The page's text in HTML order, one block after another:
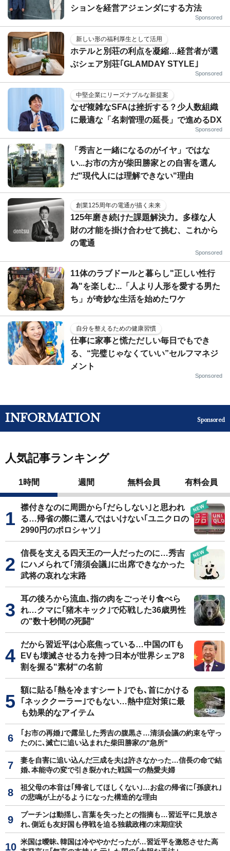
ションを経営アジェンダにする方法
Sponsored
新しい形の福利厚生として活用
ホテルと別荘の利点を凝縮…経営者が選
ぶシェア別荘｢GLAMDAY STYLE｣
Sponsored
中堅企業にリーズナブルな新提案
なぜ複雑なSFAは挫折する？少人数組織
に最適な「名刺管理の延長」で進めるDX
Sponsored
「秀吉と一緒になるのがイヤ」ではな
い...お市の方が柴田勝家との自害を選ん
だ"現代人には理解できない"理由
創業125周年の電通が描く未来
125年磨き続けた課題解決力。多様な人
財の才能を掛け合わせて挑む、これから
の電通
Sponsored
11体のラブドールと暮らし"正しい性行
為"を楽しむ...「人より人形を愛する男た
ち」が奇妙な生活を始めたワケ
自分を整えるための健康習慣
仕事に家事と慌ただしい毎日でもでき
る、“完璧じゃなくていい”セルフマネジ
メント
Sponsored
INFORMATION Sponsored
人気記事ランキング
1時間 週間 無料会員 有料会員
襟付きなのに周囲から｢だらしない｣と思われ
る…帰省の際に選んではいけない｢ユニクロの
2990円のポロシャツ｣
信長を支える四天王の一人だったのに…秀吉
にハメられて｢清須会議｣に出席できなかった
武将の哀れな末路
耳の後ろから流血､指の肉をごっそり食べら
れ…クマに｢猪木キック｣で応戦した36歳男性
の"数十秒間の死闘"
だから習近平は心底焦っている…中国のITも
EVも壊滅させる力を持つ日本が世界シェア8
割を握る"素材"の名前
額に貼る｢熱を冷ますシート｣でも､首にかける
｢ネッククーラー｣でもない…熱中症対策に最
も効果的なアイテム
｢お市の再婚｣で露呈した秀吉の腹黒さ…清須会議の約束を守っ
たのに､滅亡に追い込まれた柴田勝家の"急所"
妻を自害に追い込んだ三成を夫は許さなかった…信長の命で結
婚､本能寺の変で引き裂かれた戦国一の熱愛夫婦
祖父母の本音は｢帰省してほしくない｣…お盆の帰省に｢孫疲れ｣
の悲鳴が上がるようになった構造的な理由
プーチンは動揺し､言葉を失ったとの指摘も…習近平に見放さ
れ､側近も友好国も停戦を迫る独裁政権の末期症状
米国は曖昧､韓国は冷ややかだったが…習近平を激怒させた高